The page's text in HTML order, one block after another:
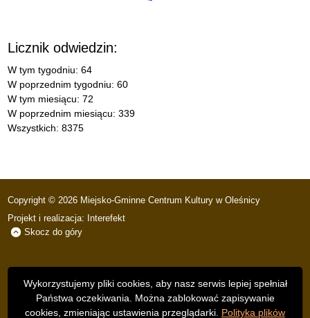
Wykorzystujemy pliki cookies, aby nasz serwis lepiej spełniał
Państwa oczekiwania. Można zablokować zapisywanie
cookies, zmieniając ustawienia przeglądarki. Polityka plików
Licznik odwiedzin:
W tym tygodniu: 64
W poprzednim tygodniu: 60
W tym miesiącu: 72
W poprzednim miesiącu: 339
Wszystkich: 8375
Copyright © 2026 Miejsko-Gminne Centrum Kultury w Oleśnicy
Projekt i realizacja: Interefekt
Skocz do góry